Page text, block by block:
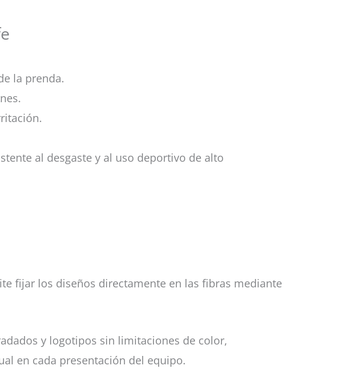
la prenda.
al desgaste y al uso deportivo de alto
fijar los diseños directamente en las fibras mediante
y logotipos sin limitaciones de color,
en cada presentación del equipo.